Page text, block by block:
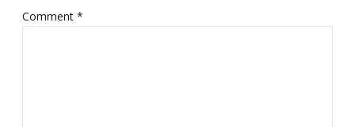
Comment *